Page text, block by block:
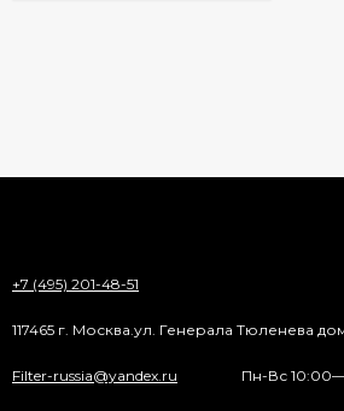
+7 (495) 201-48-51
117465 г. Москва.ул. Генерала Тюленева
Filter-russia@yandex.ru Пн-Вс